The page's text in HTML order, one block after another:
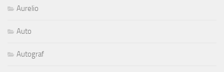
Aurelio
Auto
Autograf